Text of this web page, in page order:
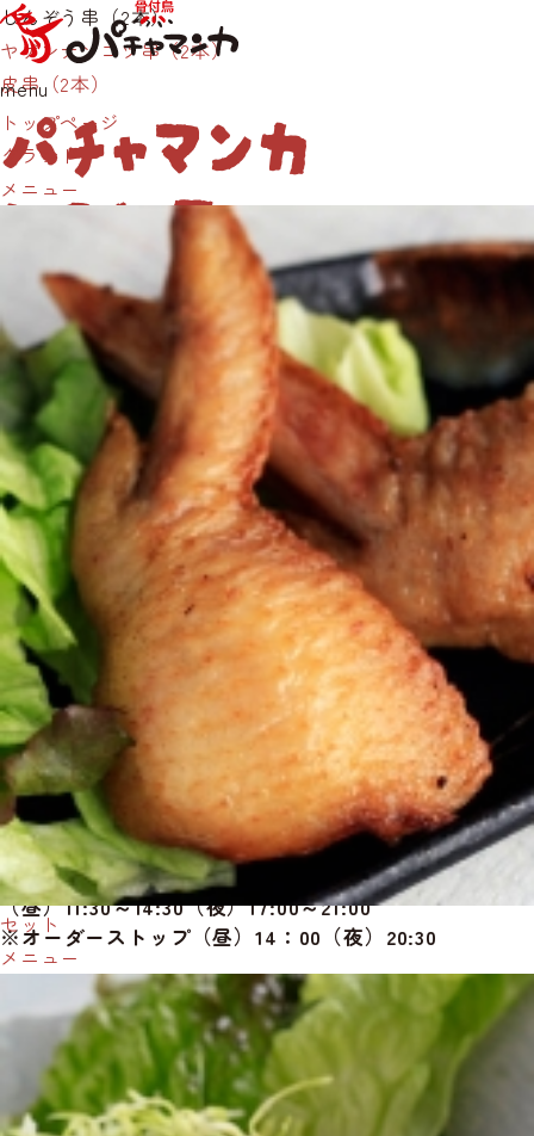
menu
トップページ
グランド
メニュー
セット
メニュー
しんぞう串（2本）
ヤゲンナンコツ串（2本）
皮串（2本）
パチャマンカ
について
パチャマンカは岡山市と倉敷市に店を構えております。
予約・お持ち帰りメニューは、お近くの店舗の電話番号よ
りお気軽にお問い合わせくださいませ。
骨付鳥パチャマンカ
岡山藤田店
086-296-3598
所在地
〒701-0221
岡山県岡山市南区藤田227-196
営業時間
【火水木】
（昼）11:30～14:30（夜）17:00～21:00
※オーダーストップ（昼）14：00（夜）20:30
【金土日祝：】
（昼）11:30～14:30（夜）17:00～22:00
※オーダーストップ（昼）14：00（夜）21:30
お持ち帰り